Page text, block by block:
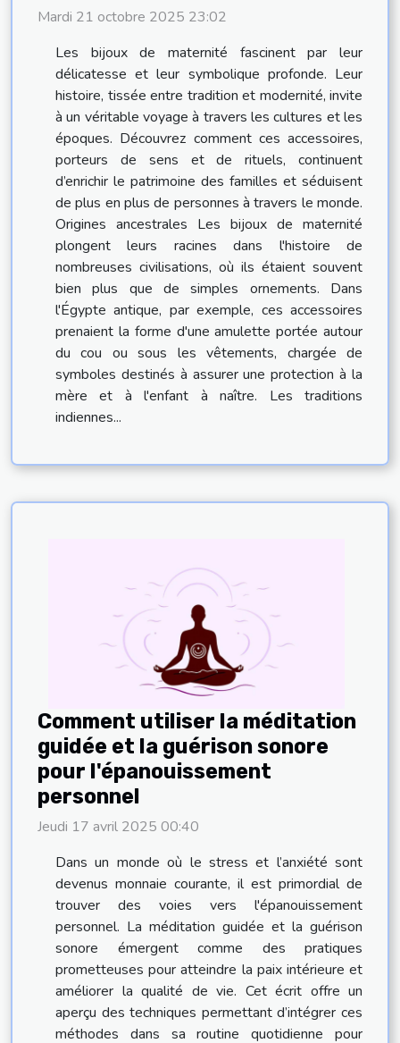
Mardi 21 octobre 2025 23:02
Les bijoux de maternité fascinent par leur
délicatesse et leur symbolique profonde. Leur
histoire, tissée entre tradition et modernité, invite
à un véritable voyage à travers les cultures et les
époques. Découvrez comment ces accessoires,
porteurs de sens et de rituels, continuent
d’enrichir le patrimoine des familles et séduisent
de plus en plus de personnes à travers le monde.
Origines ancestrales Les bijoux de maternité
plongent leurs racines dans l'histoire de
nombreuses civilisations, où ils étaient souvent
bien plus que de simples ornements. Dans
l'Égypte antique, par exemple, ces accessoires
prenaient la forme d'une amulette portée autour
du cou ou sous les vêtements, chargée de
symboles destinés à assurer une protection à la
mère et à l'enfant à naître. Les traditions
indiennes...
Comment utiliser la méditation
guidée et la guérison sonore
pour l'épanouissement
personnel
Jeudi 17 avril 2025 00:40
Dans un monde où le stress et l’anxiété sont
devenus monnaie courante, il est primordial de
trouver des voies vers l'épanouissement
personnel. La méditation guidée et la guérison
sonore émergent comme des pratiques
prometteuses pour atteindre la paix intérieure et
améliorer la qualité de vie. Cet écrit offre un
aperçu des techniques permettant d’intégrer ces
méthodes dans sa routine quotidienne pour